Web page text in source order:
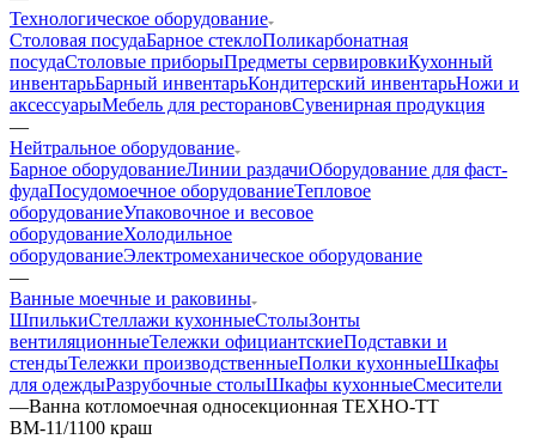
Технологическое оборудование
Столовая посудаБарное стеклоПоликарбонатная
посудаСтоловые приборыПредметы сервировкиКухонный
инвентарьБарный инвентарьКондитерский инвентарьНожи и
аксессуарыМебель для ресторановСувенирная продукция
—
Нейтральное оборудование
Барное оборудованиеЛинии раздачиОборудование для фаст-
фудаПосудомоечное оборудованиеТепловое
оборудованиеУпаковочное и весовое
оборудованиеХолодильное
оборудованиеЭлектромеханическое оборудование
—
Ванные моечные и раковины
ШпилькиСтеллажи кухонныеСтолыЗонты
вентиляционныеТележки официантскиеПодставки и
стендыТележки производственныеПолки кухонныеШкафы
для одеждыРазрубочные столыШкафы кухонныеСмесители
—Ванна котломоечная односекционная ТЕХНО-ТТ
ВМ-11/1100 краш